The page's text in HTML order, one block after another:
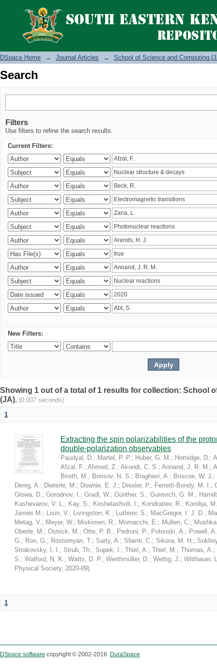
Search
DSpace Home → Journal Articles → School of Science and Computing
Search
Filters
Use filters to refine the search results.
Current Filters:
New Filters:
Showing 1 out of a total of 1 results for collection: School
(JA). (0.007 seconds)
1
Extracting the spin polarizabilities of the
double-polarization observables
Paudyal, D.; Martel, P. P.; Huber, G. M.; Hornidge, D.;
Afzal, F.; Ahmed, Z.; Akondi, C. S.; Annand, J. R. M.;
Biroth, M.; Borisov, N. S.; Braghieri, A.; Briscoe, W. J.;
Denig, A.; Dieterle, M.; Downie, E. J.; Drexler, P.; Ferretti-Bondy, M. I.;
Glowa, D.; Gorodnov, I.; Gradl, W.; Günther, S.; Gurevich, G. M.;
Kashevarov, V. L.; Kay, S.; Keshelashvili, I.; Kondratiev, R.; Korolija, M.
James M.; Lisin, V.; Livingston, K.; Lutterer, S.; MacGregor, I. J. D.;
Metag, V.; Meyer, W.; Miskimen, R.; Mornacchi, E.; Mullen, C.;
Oberle, M.; Ostrick, M.; Otte, P. B.; Pedroni, P.; Polonski, A.; Powell, A.
G.; Ron, G.; Rostomyan, T.; Sarty, A.; Sfienti, C.; Sikora, M. H.;
Strakovsky, I. I.; Strub, Th.; Supek, I.; Thiel, A.; Thiel, M.; Thomas, A.;
S.; Walford, N. K.; Watts, D. P.; Werthmüller, D.; Wettig, J.; Witthauer,
Physical Society, 2020-09)
1
DSpace software copyright © 2002-2016 DuraSpace